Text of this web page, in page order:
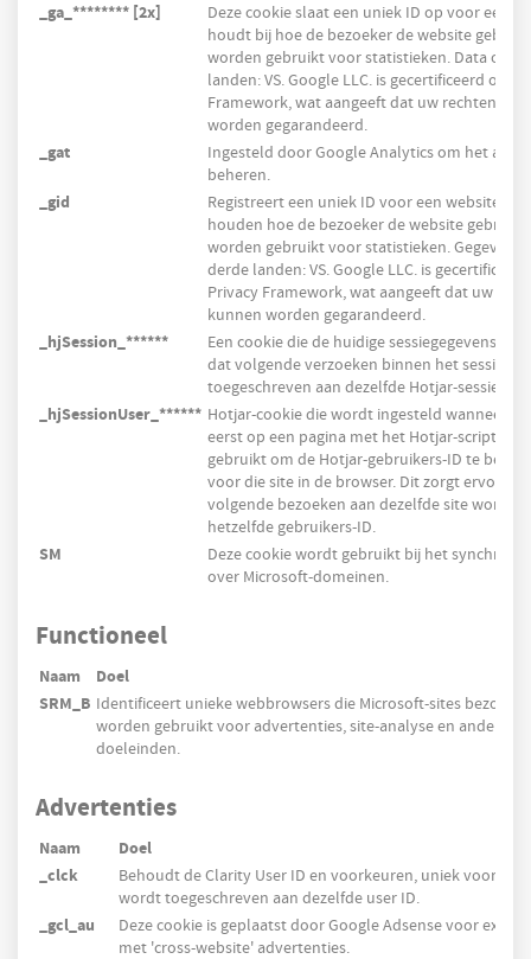
_ga_******** [2x]
Deze cookie slaat een uniek ID op voor een
houdt bij hoe de bezoeker de website
worden gebruikt voor statistieken. Data
landen: VS. Google LLC. is gecertificeerd
Framework, wat aangeeft dat uw rechten als
worden gegarandeerd.
_gat
Ingesteld door Google Analytics om het
beheren.
_gid
Registreert een uniek ID voor een
houden hoe de bezoeker de website gebruikt.
worden gebruikt voor statistieken.
derde landen: VS. Google LLC. is
Privacy Framework, wat aangeeft dat uw
kunnen worden gegarandeerd.
_hjSession_******
Een cookie die de huidige sessiegegevens
dat volgende verzoeken binnen het
toegeschreven aan dezelfde Hotjar-sessie.
_hjSessionUser_****** Hotjar-cookie die wordt ingesteld wanneer
eerst op een pagina met het Hotjar-script
gebruikt om de Hotjar-gebruikers-ID te
voor die site in de browser. Dit zorgt ervoor
volgende bezoeken aan dezelfde site wordt
hetzelfde gebruikers-ID.
SM
Deze cookie wordt gebruikt bij het
over Microsoft-domeinen.
Functioneel
Naam
Doel
SRM_B Identificeert unieke webbrowsers die Microsoft-sites
worden gebruikt voor advertenties, site-analyse en andere
doeleinden.
Advertenties
Naam
Doel
_clck
Behoudt de Clarity User ID en voorkeuren, uniek voor die
wordt toegeschreven aan dezelfde user ID.
_gcl_au
Deze cookie is geplaatst door Google Adsense voor
met 'cross-website' advertenties.